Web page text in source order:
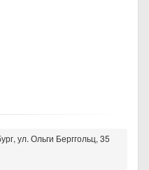
ул. Ольги Берггольц, 35